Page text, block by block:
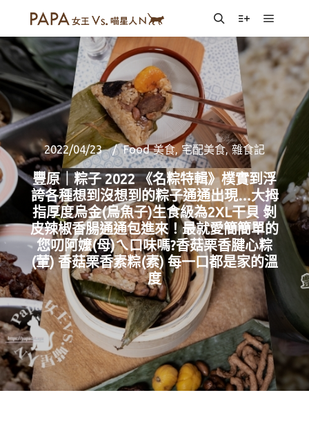
SearchMore info
Main
2022/04/23 Food 美食, 宅配美食,雜食記
豐原｜粽子 2022 《名粽特輯》樸實到浮
誇各種想到沒想到的粽子通通出現…大拇
指厚度烏金(烏魚子)生食級為2XL干貝 剝
皮辣椒香腸通通包進來！最就愛簡簡單的
您叨阿嬤(母)ㄟ口味嗎?香菇栗香腱心粽
(葷) 香菇栗香素粽(素) 每一口都是家的溫
度